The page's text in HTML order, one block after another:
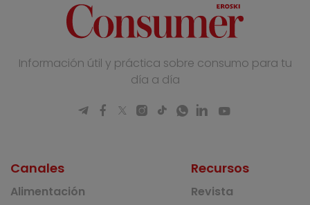
Información útil y práctica sobre consumo para tu
día a día
Canales
Alimentación
Recursos
Revista